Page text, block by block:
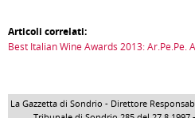
Articoli correlati:
Best Italian Wine Awards 2013: Ar.Pe.Pe.
La Gazzetta di Sondrio - Direttore